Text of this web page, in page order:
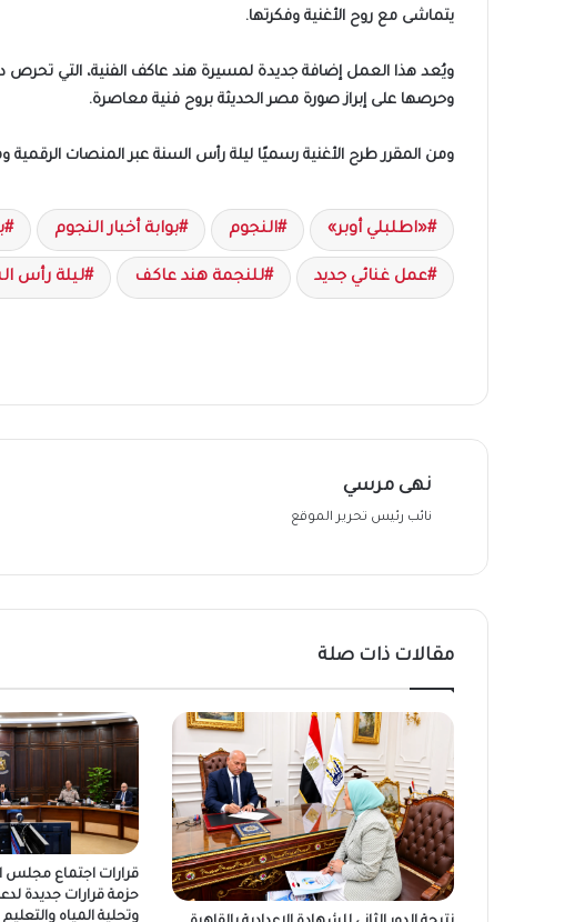
يتماشى مع روح الأغنية وفكرتها.
ويُعد هذا العمل إضافة جديدة لمسيرة هند عاكف الفنية، التي تحرص
وحرصها على إبراز صورة مصر الحديثة بروح فنية معاصرة.
ومن المقرر طرح الأغنية رسميًا ليلة رأس السنة عبر المنصات
«اطلبلي أوبر» النجوم بوابة أخبار النجوم
عمل غنائي جديد للنجمة هند عاكف ليلة رأس
نهى مرسي
نائب رئيس تحرير الموقع
مقالات ذات صلة
قرارات اجتماع مجلس
حزمة قرارات جديدة
وتحلية المياه والتعليم